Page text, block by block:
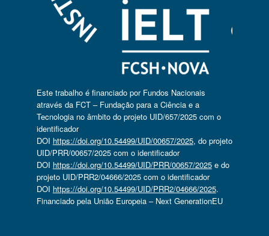
Este trabalho é financiado por Fundos Nacionais
através da FCT – Fundação para a Ciência e a
Tecnologia no âmbito do projeto UID/657/2025 com o
identificador
DOI https://doi.org/10.54499/UID/00657/2025, do projeto
UID/PRR/00657/2025 com o identificador
DOI https://doi.org/10.54499/UID/PRR/00657/2025e do
projeto UID/PRR2/04666/2025 com o identificador
DOI https://doi.org/10.54499/UID/PRR2/04666/2025.
Financiado pela União Europeia – Next GenerationEU